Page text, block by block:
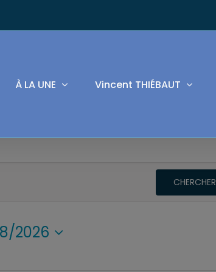
À LA UNE Vincent THIÉBAUT
CHERCHER
2026